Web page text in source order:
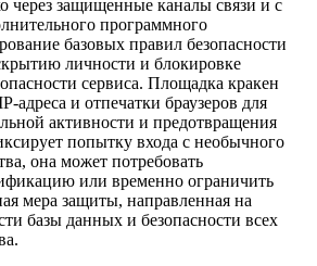
через защищенные каналы связи и с
программного
базовых правил безопасности
личности и блокировке
сервиса. Площадка кракен
адреса и отпечатки браузеров для
активности и предотвращения
попытку входа с необычного
она может потребовать
или временно ограничить
мера защиты, направленная на
базы данных и безопасности всех